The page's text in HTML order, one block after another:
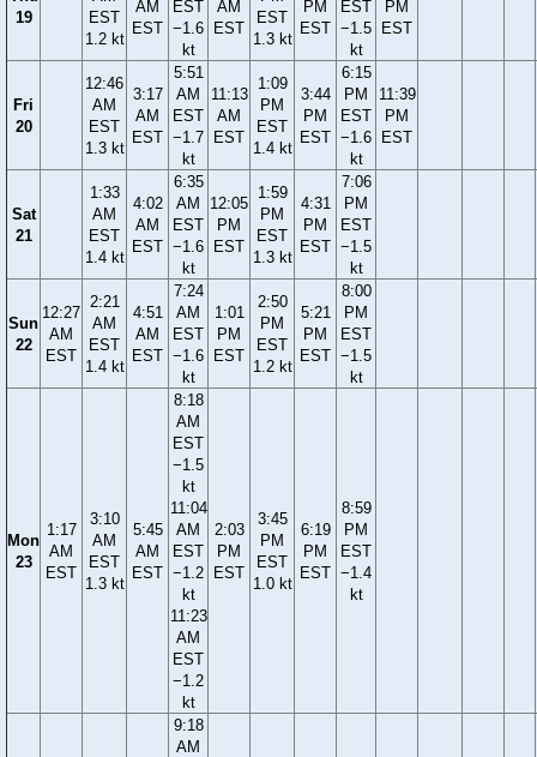
19
EST
1.2 kt
AM
EST
EST
−1.6
kt
AM
EST
EST
1.3 kt
PM
EST
EST
−1.5
kt
PM
EST
Fri
20
12:46
AM
EST
1.3 kt
3:17
AM
EST
5:51
AM
EST
−1.7
kt
11:13
AM
EST
1:09
PM
EST
1.4 kt
3:44
PM
EST
6:15
PM
EST
−1.6
kt
11:39
PM
EST
Sat
21
1:33
AM
EST
1.4 kt
4:02
AM
EST
6:35
AM
EST
−1.6
kt
12:05
PM
EST
1:59
PM
EST
1.3 kt
4:31
PM
EST
7:06
PM
EST
−1.5
kt
Sun
22
12:27
AM
EST
2:21
AM
EST
1.4 kt
4:51
AM
EST
7:24
AM
EST
−1.6
kt
1:01
PM
EST
2:50
PM
EST
1.2 kt
5:21
PM
EST
8:00
PM
EST
−1.5
kt
Mon
23
1:17
AM
EST
3:10
AM
EST
1.3 kt
5:45
AM
EST
8:18
AM
EST
−1.5
kt
11:04
AM
EST
−1.2
kt
11:23
AM
EST
−1.2
kt
2:03
PM
EST
3:45
PM
EST
1.0 kt
6:19
PM
EST
8:59
PM
EST
−1.4
kt
9:18
AM